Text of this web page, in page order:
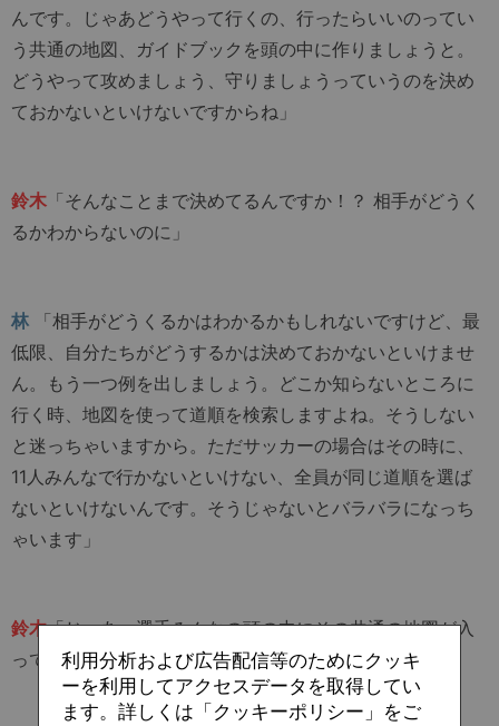
んです。じゃあどうやって行くの、行ったらいいのってい
う共通の地図、ガイドブックを頭の中に作りましょうと。
どうやって攻めましょう、守りましょうっていうのを決め
ておかないといけないですからね」
鈴木 「そんなことまで決めてるんですか！？ 相手がどうく
るかわからないのに」
林 「相手がどうくるかはわかるかもしれないですけど、最
低限、自分たちがどうするかは決めておかないといけませ
ん。もう一つ例を出しましょう。どこか知らないところに
行く時、地図を使って道順を検索しますよね。そうしない
と迷っちゃいますから。ただサッカーの場合はその時に、
11人みんなで行かないといけない、全員が同じ道順を選ば
ないといけないんです。そうじゃないとバラバラになっち
ゃいます」
鈴木「じゃあ、選手みんなの頭の中にその共通の地図が入
っているんですか？」
利用分析および広告配信等のためにクッキ
ーを利用してアクセスデータを取得してい
ます。詳しくは「クッキーポリシー」をご